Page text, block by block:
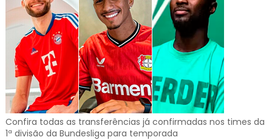
Confira todas as transferências já confirmadas nos times da
1ª divisão da Bundesliga para temporada